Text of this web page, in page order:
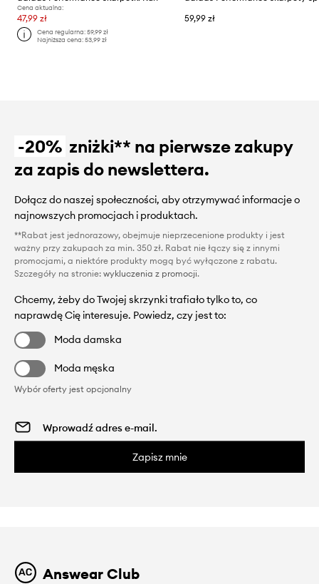
Cena aktualna:
47,99 zł
Cena regularna:59,99 zł
Najniższa cena:53,99 zł
59,99 zł
-20% zniżki** na pierwsze zakupy
za zapis do newslettera.
Dołącz do naszej społeczności, aby otrzymywać informacje o
najnowszych promocjach i produktach.
**Rabat jest jednorazowy, obejmuje nieprzecenione produkty i jest
ważny przy zakupach za min. 350 zł. Rabat nie łączy się z innymi
promocjami, a niektóre produkty mogą być wyłączone z rabatu.
Szczegóły na stronie: wykluczenia z promocji.
Chcemy, żeby do Twojej skrzynki trafiało tylko to, co
naprawdę Cię interesuje. Powiedz, czy jest to:
Moda damska
Moda męska
Wybór oferty jest opcjonalny
Zapisz mnie
Answear Club